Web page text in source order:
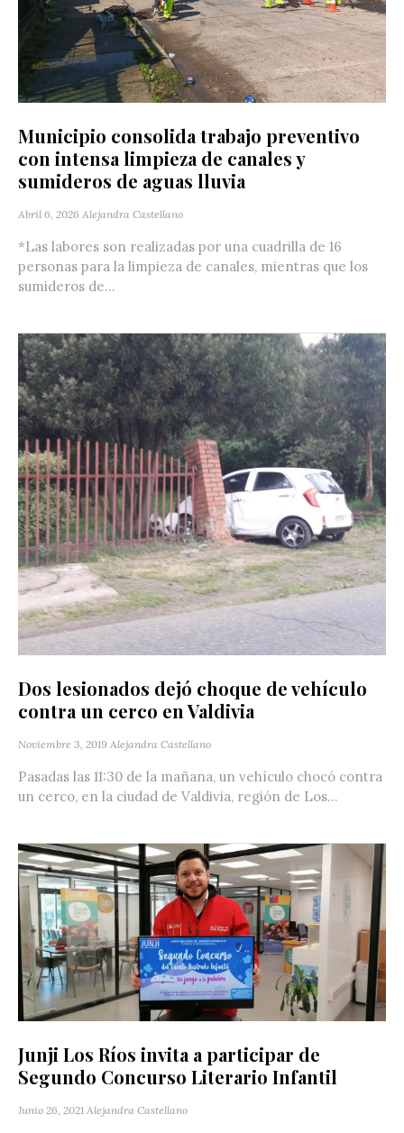
Municipio consolida trabajo preventivo
con intensa limpieza de canales y
sumideros de aguas lluvia
Abril 6, 2026 Alejandra Castellano
*Las labores son realizadas por una cuadrilla de 16
personas para la limpieza de canales, mientras que los
sumideros de...
Dos lesionados dejó choque de vehículo
contra un cerco en Valdivia
Noviembre 3, 2019 Alejandra Castellano
Pasadas las 11:30 de la mañana, un vehículo chocó contra
un cerco, en la ciudad de Valdivia, región de Los...
Junji Los Ríos invita a participar de
Segundo Concurso Literario Infantil
Junio 26, 2021 Alejandra Castellano